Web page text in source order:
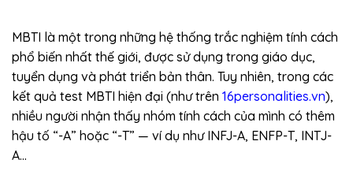
MBTI là một trong những hệ thống trắc nghiệm tính cách
phổ biến nhất thế giới, được sử dụng trong giáo dục,
tuyển dụng và phát triển bản thân. Tuy nhiên, trong các
kết quả test MBTI hiện đại (như trên 16personalities.vn),
nhiều người nhận thấy nhóm tính cách của mình có thêm
hậu tố “-A” hoặc “-T” — ví dụ như INFJ-A, ENFP-T, INTJ-
A…